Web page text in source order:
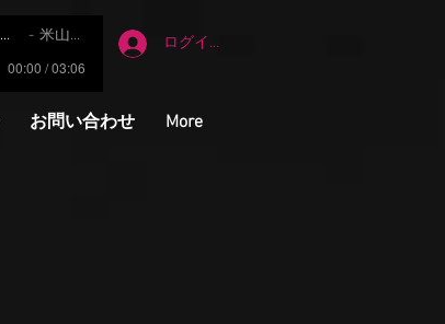
明日をつくる友達
米山正夫
00:00 / 03:06
ログイン
お問い合わせ More